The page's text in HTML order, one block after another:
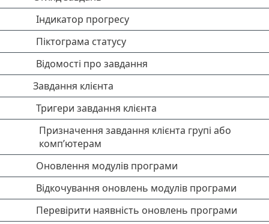
Індикатор прогресу
Піктограма статусу
Відомості про завдання
Завдання клієнта
Тригери завдання клієнта
Призначення завдання клієнта групі або
комп’ютерам
Оновлення модулів програми
Відкочування оновлень модулів програми
Перевірити наявність оновлень програми